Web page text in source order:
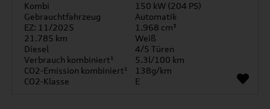
Kombi
150 kW (204 PS)
Gebrauchtfahrzeug
Automatik
EZ: 11/2025
1.968 cm³
21.785 km
Weiß
Diesel
4/5 Türen
Verbrauch kombiniert¹
5.3l/100 km
CO2-Emission kombiniert¹
138g/km
CO2-Klasse
E